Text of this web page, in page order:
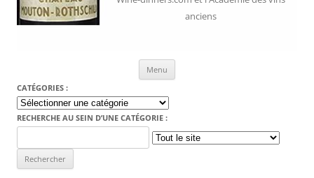
anciens
Menu
CATÉGORIES :
Catégories
:
RECHERCHE AU SEIN D’UNE CATÉGORIE :
for: